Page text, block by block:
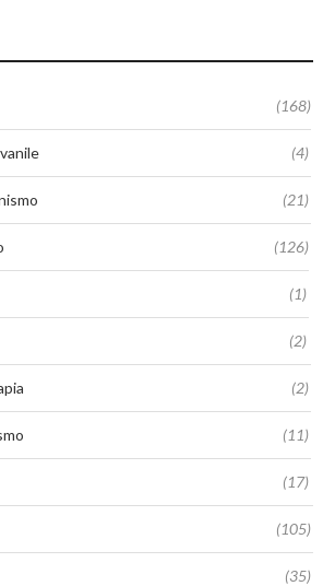
(168)
(4)
(21)
(126)
(1)
(2)
(2)
(11)
(17)
(105)
(35)